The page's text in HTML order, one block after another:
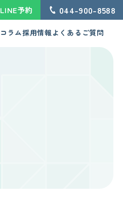
LINE予約 044-900-8588
コラム採用情報よくあるご質問